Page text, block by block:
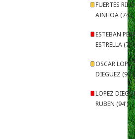
FUERTES
AINHOA (74')
ESTEBAN
ESTRELLA (76')
OSCAR LOPEZ
DIEGUEZ (94')
LOPEZ
RUBEN (94')